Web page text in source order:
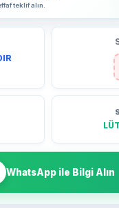
teklif alın.
WhatsApp ile Bilgi Alın